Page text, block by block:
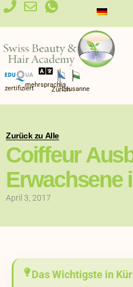
Zum
zertifiziertmehrsprachig
ZürichLausanne
Zurück zu Alle
Coiffeur
Erwachsene
April 3, 2017
Das Wichtigste in